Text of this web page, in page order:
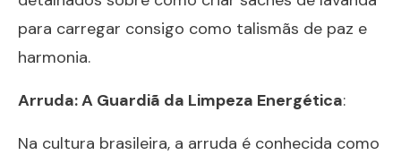
para carregar consigo como talismãs de paz e
harmonia.
Arruda: A Guardiã da Limpeza Energética:
Na cultura brasileira, a arruda é conhecida como